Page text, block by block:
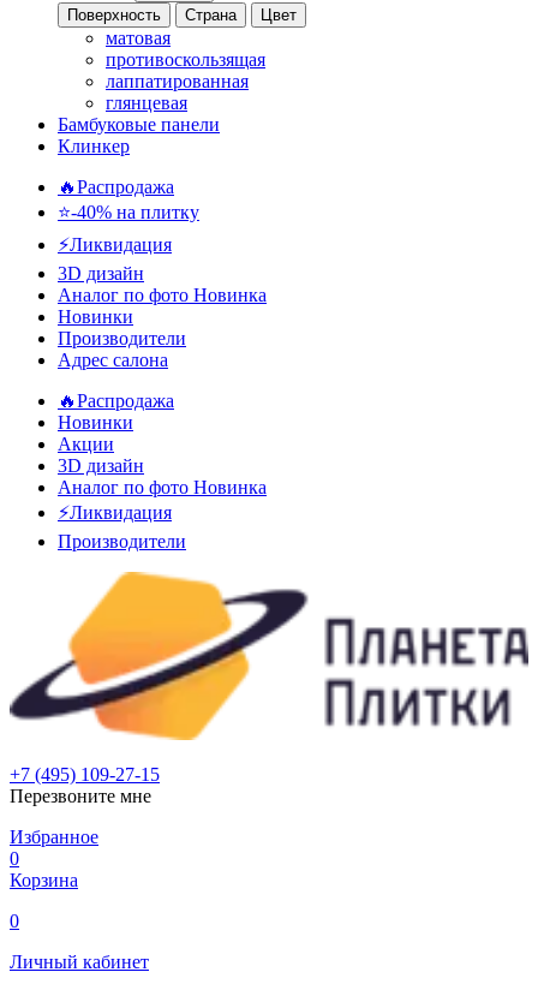
Поверхность
Страна Цвет
матовая
противоскользящая
лаппатированная
глянцевая
Бамбуковые панели
Клинкер
🔥Распродажа
⭐-40% на плитку
⚡️Ликвидация
3D дизайн
Аналог по фото Новинка
Новинки
Производители
Адрес салона
🔥Распродажа
Новинки
Акции
3D дизайн
Аналог по фото Новинка
⚡Ликвидация
Производители
+7 (495) 109-27-15
Перезвоните мне
Избранное
0
Корзина
0
Личный кабинет